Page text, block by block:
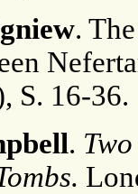
.
S. 16-36.
.